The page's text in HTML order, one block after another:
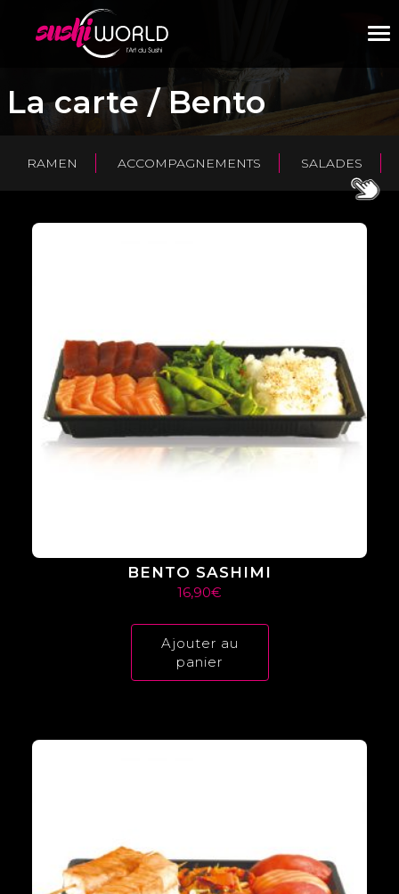
La carte / Bento
RAMEN ACCOMPAGNEMENTS SALADES
BENTO SASHIMI
16,90€
Ajouter au
panier